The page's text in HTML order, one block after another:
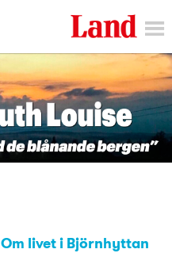
Om livet i Björnhyttan